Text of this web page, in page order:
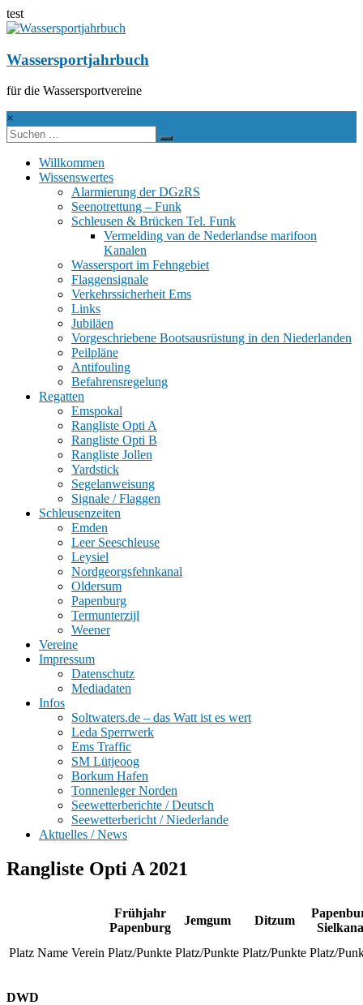
test
Zum
springen
Wassersportjahrbuch
für die Wassersportvereine
×
Willkommen
Wissenswertes
Alarmierung der DGzRS
Seenotrettung – Funk
Schleusen & Brücken Tel. Funk
Vermelding van de Nederlandse marifoon
Kanalen
Wassersport im Fehngebiet
Flaggensignale
Verkehrssicherheit Ems
Links
Jubiläen
Vorgeschriebene Bootsausrüstung in den Niederlanden
Peilpläne
Antifouling
Befahrensregelung
Regatten
Emspokal
Rangliste Opti A
Rangliste Opti B
Rangliste Jollen
Yardstick
Segelanweisung
Signale / Flaggen
Schleusenzeiten
Emden
Leer Seeschleuse
Leysiel
Nordgeorgsfehnkanal
Oldersum
Papenburg
Termunterzijl
Weener
Vereine
Impressum
Datenschutz
Mediadaten
Infos
Soltwaters.de – das Watt ist es wert
Leda Sperrwerk
Ems Traffic
SM Lütjeoog
Borkum Hafen
Tonnenleger Norden
Seewetterberichte / Deutsch
Seewetterbericht / Niederlande
Aktuelles / News
Rangliste Opti A 2021
Frühjahr
Papenburg
Jemgum Ditzum
Platz Name Verein Platz/Punkte Platz/Punkte Platz/Punkte Platz/
DWD